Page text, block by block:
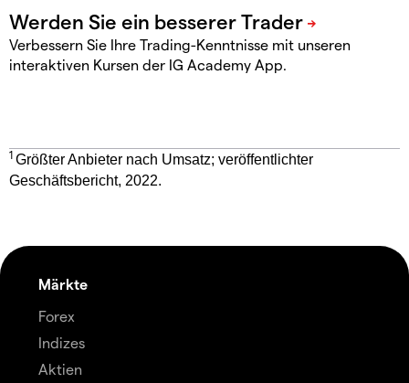
Verbessern Sie Ihre Trading-Kenntnisse mit unseren
interaktiven Kursen der IG Academy App.
1 Größter Anbieter nach Umsatz; veröffentlichter
Geschäftsbericht, 2022.
Märkte
Forex
Indizes
Aktien